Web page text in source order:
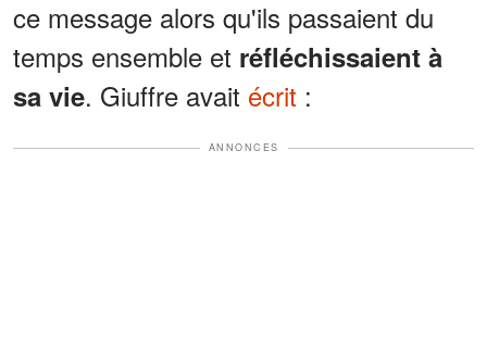
ce message alors qu'ils passaient du
temps ensemble et réfléchissaient à
sa vie. Giuffre avait écrit :
ANNONCES